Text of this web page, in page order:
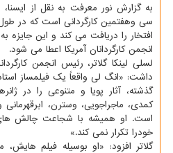
به گزارش نور معرفت به نقل از ایسنا،
افتخار را دریافت می کند و این
انجمن کارگردانان آمریکا اعطا می شود.
لسلی لینکا گلاتر، رئیس انجمن
گذشته، آثار پویا و متنوعی را در
کمدی، ماجراجویی، وسترن،
است. او همیشه با شجاعت چالش
خودرا تکرار نمی کند.»
گلاتر افزود: «او بوسیله فیلم